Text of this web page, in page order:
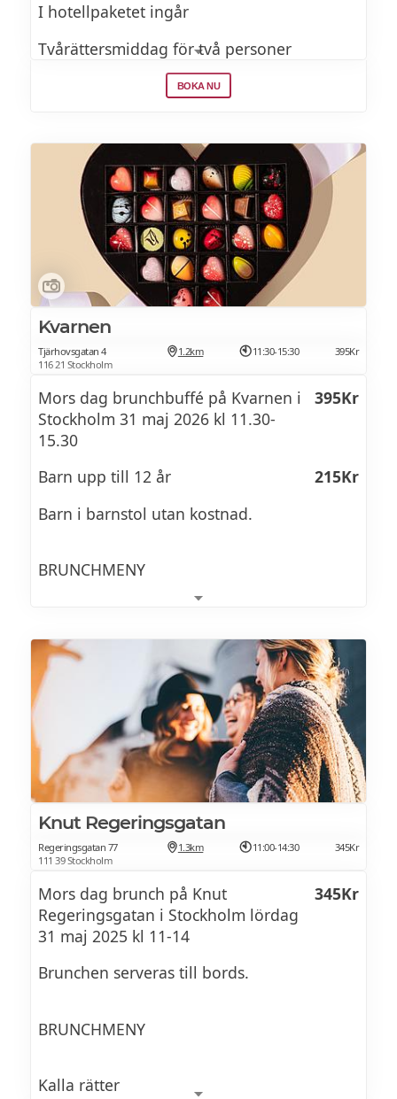
I hotellpaketet ingår
Tvårättersmiddag för två personer
Boende i dubbelrum
Inträde till Vana Spa
BOKA NU
Kvarnen
Tjärhovsgatan 4
116 21 Stockholm
1.2km 11:30-15:30 395Kr
Mors dag brunchbuffé på Kvarnen i
Stockholm 31 maj 2026 kl 11.30-
15.30
395Kr
Barn upp till 12 år
215Kr
Barn i barnstol utan kostnad.
BRUNCHMENY
Senapssill Matjessill Inlagd sill Rödlök
Gräddfil Gräslök
Västerbottenost Kryddost Charkuterier
Marinerade oliver Varmrökt lax Rimmad
lax Hovmästarsås
Ägghalvor med majonnäs och handskalade
räkor
Skagen på toast Gubbröra på kavring
Fänkålssallad med hyvlad parmesan
Potatissallad
Caesarsallad
Caesarwraps
Mozzarella och tomatsallad
Knut Regeringsgatan
Regeringsgatan 77
111 39 Stockholm
1.3km 11:00-14:30 345Kr
Mors dag brunch på Knut
Regeringsgatan i Stockholm lördag
31 maj 2025 kl 11-14
345Kr
Brunchen serveras till bords.
BRUNCHMENY
Kalla rätter